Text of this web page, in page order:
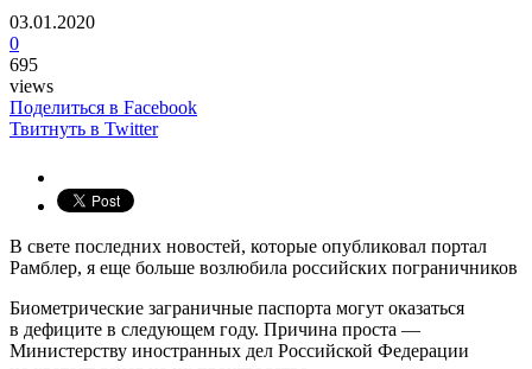
03.01.2020
0
695
views
Поделиться в Facebook
Твитнуть в Twitter
В свете последних новостей, которые опубликовал портал
Рамблер, я еще больше возлюбила российских пограничников
Биометрические заграничные паспорта могут оказаться
в дефиците в следующем году. Причина проста —
Министерству иностранных дел Российской Федерации